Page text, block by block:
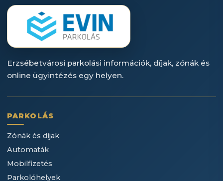
Erzsébetvárosi parkolási információk, díjak, zónák és
online ügyintézés egy helyen.
PARKOLÁS
Zónák és díjak
Automaták
Mobilfizetés
Parkolóhelyek